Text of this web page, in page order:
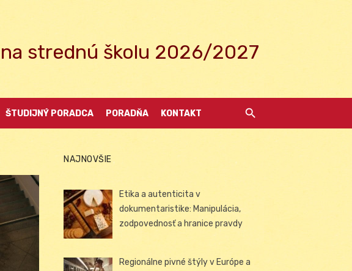
strednú školu 2026/2027
ŠTUDIJNÝ PORADCA PORADŇA KONTAKT
NAJNOVŠIE
Etika a autenticita v
dokumentaristike: Manipulácia,
zodpovednosť a hranice pravdy
Regionálne pivné štýly v Európe a